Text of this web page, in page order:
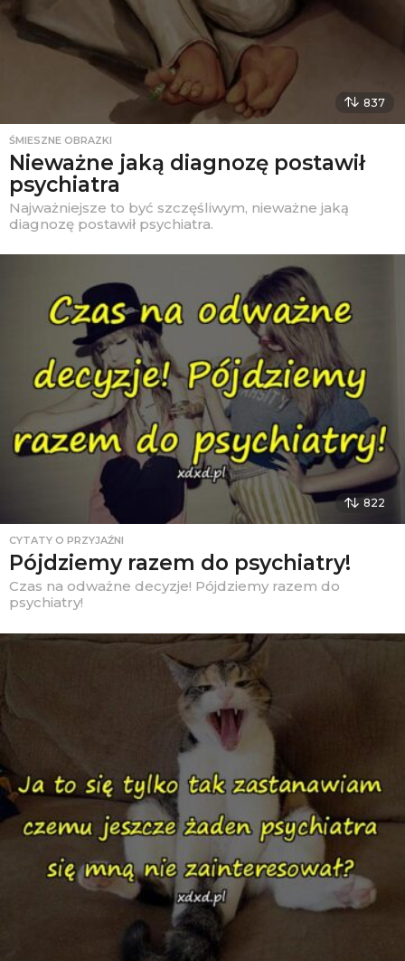
837
ŚMIESZNE OBRAZKI
Nieważne jaką diagnozę postawił
psychiatra
Najważniejsze to być szczęśliwym, nieważne jaką
diagnozę postawił psychiatra.
822
CYTATY O PRZYJAŹNI
Pójdziemy razem do psychiatry!
Czas na odważne decyzje! Pójdziemy razem do
psychiatry!